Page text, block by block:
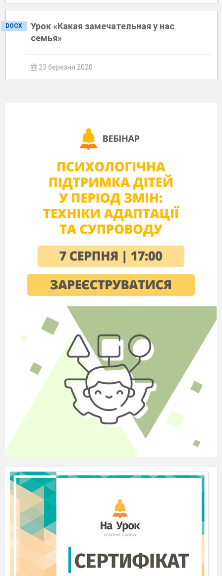
DOCX
Урок «Какая замечательная у нас
семья»
23 березня 2020